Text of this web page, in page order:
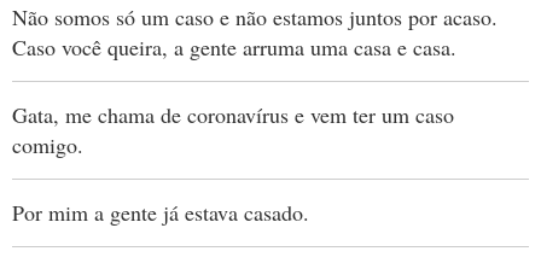
Não somos só um caso e não estamos juntos por acaso.
Caso você queira, a gente arruma uma casa e casa.
Gata, me chama de coronavírus e vem ter um caso
comigo.
Por mim a gente já estava casado.